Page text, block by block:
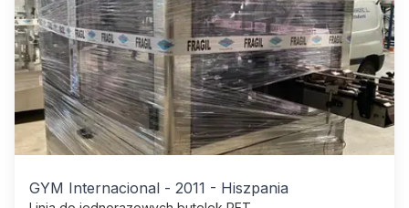
GYM Internacional - 2011 - Hiszpania